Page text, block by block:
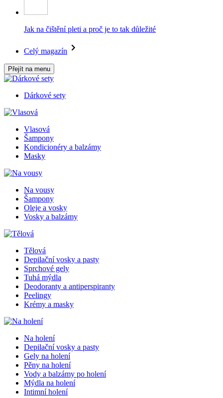
Jak na čištění pleti a proč je to tak důležité
Celý magazín
Přejít na menu
Dárkové sety
Vlasová
Šampony
Kondicionéry a balzámy
Masky
Na vousy
Šampony
Oleje a vosky
Vosky a balzámy
Tělová
Depilační vosky a pasty
Sprchové gely
Tuhá mýdla
Deodoranty a antiperspiranty
Peelingy
Krémy a masky
Na holení
Depilační vosky a pasty
Gely na holení
Pěny na holení
Vody a balzámy po holení
Mýdla na holení
Intimní holení